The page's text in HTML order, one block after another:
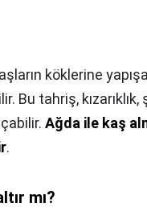
köklerine
Bu tahriş,
Ağda ile kaş
.
mı?